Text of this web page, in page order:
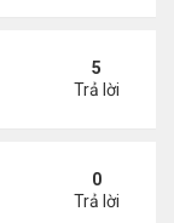
hai con bị
5
Trả lời
Mỹ
0
Trả lời